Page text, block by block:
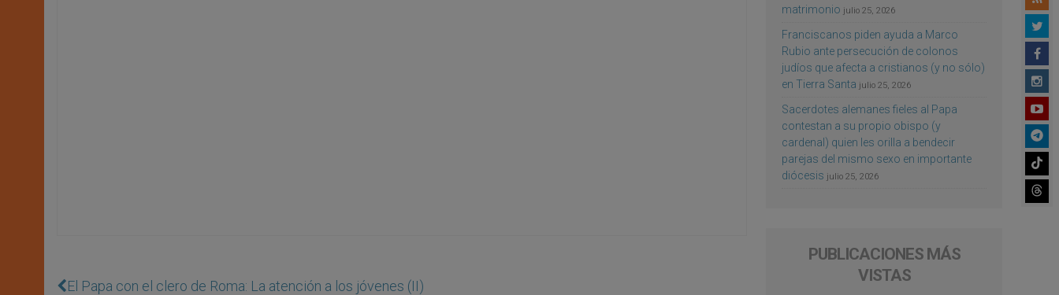
El Papa con el clero de Roma: La atención a los jóvenes (II)
matrimonio julio 25, 2026
Franciscanos piden ayuda a Marco
Rubio ante persecución de colonos
judíos que afecta a cristianos (y no sólo)
en Tierra Santa julio 25, 2026
Sacerdotes alemanes fieles al Papa
contestan a su propio obispo (y
cardenal) quien les orilla a bendecir
parejas del mismo sexo en importante
diócesis julio 25, 2026
PUBLICACIONES MÁS
VISTAS